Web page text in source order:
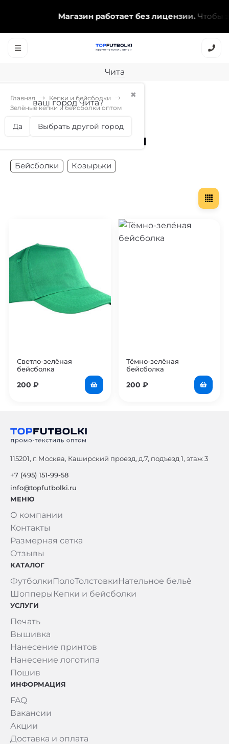
Магазин работает без лицензии.Чтобы
Чита
✖
ваш город Чита?
Да Выбрать другой город
Главная
Кепки и бейсболки
Зелёные кепки и бейсболки оптом
Зелёные кепки и
бейсболки оптом
Бейсболки Козырьки
Светло-зелёная
бейсболка
200 ₽
Тёмно-зелёная
бейсболка
200 ₽
115201, г. Москва, Каширский проезд, д.7, подъезд 1, этаж 3
+7 (495) 151-99-58
info@topfutbolki.ru
МЕНЮ
О компании
Контакты
Размерная сетка
Отзывы
КАТАЛОГ
ФутболкиПолоТолстовкиНательное бельё
Шопперы Кепки и бейсболки
УСЛУГИ
Печать
Вышивка
Нанесение принтов
Нанесение логотипа
Пошив
ИНФОРМАЦИЯ
FAQ
Вакансии
Акции
Доставка и оплата